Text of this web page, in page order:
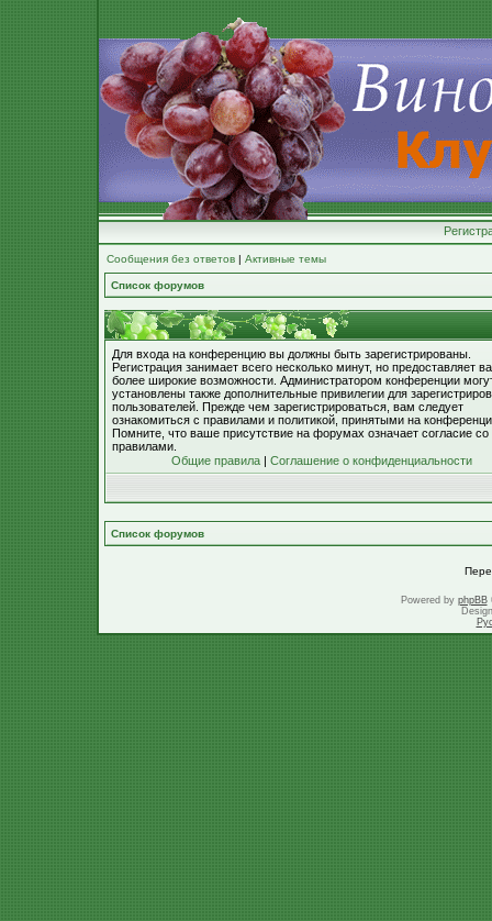
Сообщения без ответов | Активные темы
Список форумов
Для входа на конференцию вы должны быть зарегистрированы.
Регистрация занимает всего несколько минут, но предоставляет
более широкие возможности. Администратором конференции
установлены также дополнительные привилегии для
пользователей. Прежде чем зарегистрироваться, вам следует
ознакомиться с правилами и политикой, принятыми на
Помните, что ваше присутствие на форумах означает согласие со
правилами.
Общие правила | Соглашение о конфиденциальности
Список форумов
Powered by phpBB